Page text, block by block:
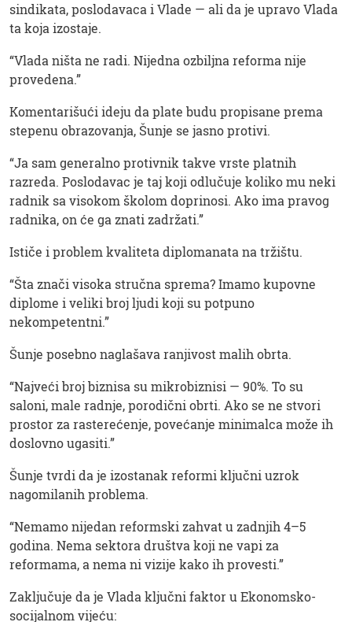
sindikata, poslodavaca i Vlade — ali da je upravo Vlada
ta koja izostaje.
“Vlada ništa ne radi. Nijedna ozbiljna reforma nije
provedena.”
Komentarišući ideju da plate budu propisane prema
stepenu obrazovanja, Šunje se jasno protivi.
“Ja sam generalno protivnik takve vrste platnih
razreda. Poslodavac je taj koji odlučuje koliko mu neki
radnik sa visokom školom doprinosi. Ako ima pravog
radnika, on će ga znati zadržati.”
Ističe i problem kvaliteta diplomanata na tržištu.
“Šta znači visoka stručna sprema? Imamo kupovne
diplome i veliki broj ljudi koji su potpuno
nekompetentni.”
Šunje posebno naglašava ranjivost malih obrta.
“Najveći broj biznisa su mikrobiznisi — 90%. To su
saloni, male radnje, porodični obrti. Ako se ne stvori
prostor za rasterećenje, povećanje minimalca može ih
doslovno ugasiti.”
Šunje tvrdi da je izostanak reformi ključni uzrok
nagomilanih problema.
“Nemamo nijedan reformski zahvat u zadnjih 4–5
godina. Nema sektora društva koji ne vapi za
reformama, a nema ni vizije kako ih provesti.”
Zaključuje da je Vlada ključni faktor u Ekonomsko-
socijalnom vijeću: